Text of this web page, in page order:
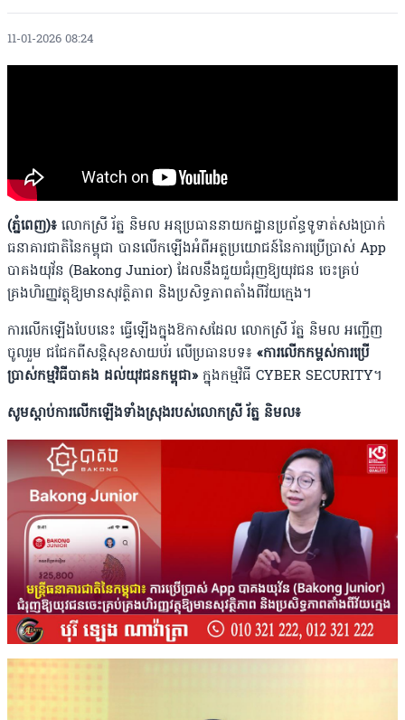
11-01-2026 08:24
(ភ្នំពេញ)៖ លោកស្រី រ័ត្ន និមល អនុប្រធាននាយកដ្ឋានប្រព័ន្ធទូទាត់សងប្រាក់
ធនាគារជាតិនៃកម្ពុជា បានលើកឡើងអំពីអត្ថប្រយោជន៍នៃការប្រើប្រាស់ App
បាគងយុវ័ន (Bakong Junior) ដែលនឹងជួយ​ជំរុញឱ្យយុវជន ​​ចេះគ្រប់
គ្រងហិរញ្ញវត្ថុឱ្យមានសុវត្ថិភាព និងប្រសិទ្ធភាពតាំងពីវ័យក្មេង។
ការលើកឡើងបែបនេះ ធ្វើឡើងក្នុងឱកាសដែល លោកស្រី រ័ត្ន និមល អញ្ជើញ
ចូលរួម ជជែកពីសន្តិសុខសាយប័រ លើប្រធានបទ៖ «ការលើកកម្ពស់ការប្រើ
ប្រាស់កម្មវិធីបាគង ដល់យុវជនកម្ពុជា» ក្នុងកម្មវិធី CYBER SECURITY។
សូមស្តាប់ការលើកឡើងទាំងស្រុងរបស់លោកស្រី រ័ត្ន និមល៖